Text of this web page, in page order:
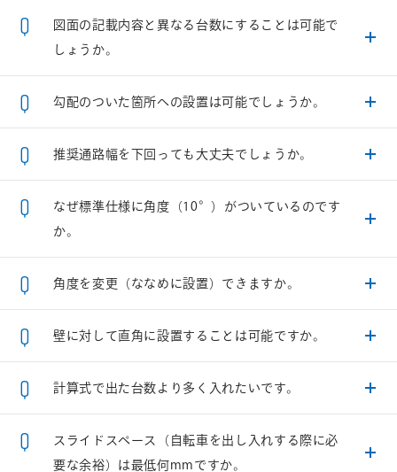
図面の記載内容と異なる台数にすることは可能で
しょうか。
勾配のついた箇所への設置は可能でしょうか。
推奨通路幅を下回っても大丈夫でしょうか。
なぜ標準仕様に角度（10°）がついているのです
か。
角度を変更（ななめに設置）できますか。
壁に対して直角に設置することは可能ですか。
計算式で出た台数より多く入れたいです。
スライドスペース（自転車を出し入れする際に必
要な余裕）は最低何mmですか。